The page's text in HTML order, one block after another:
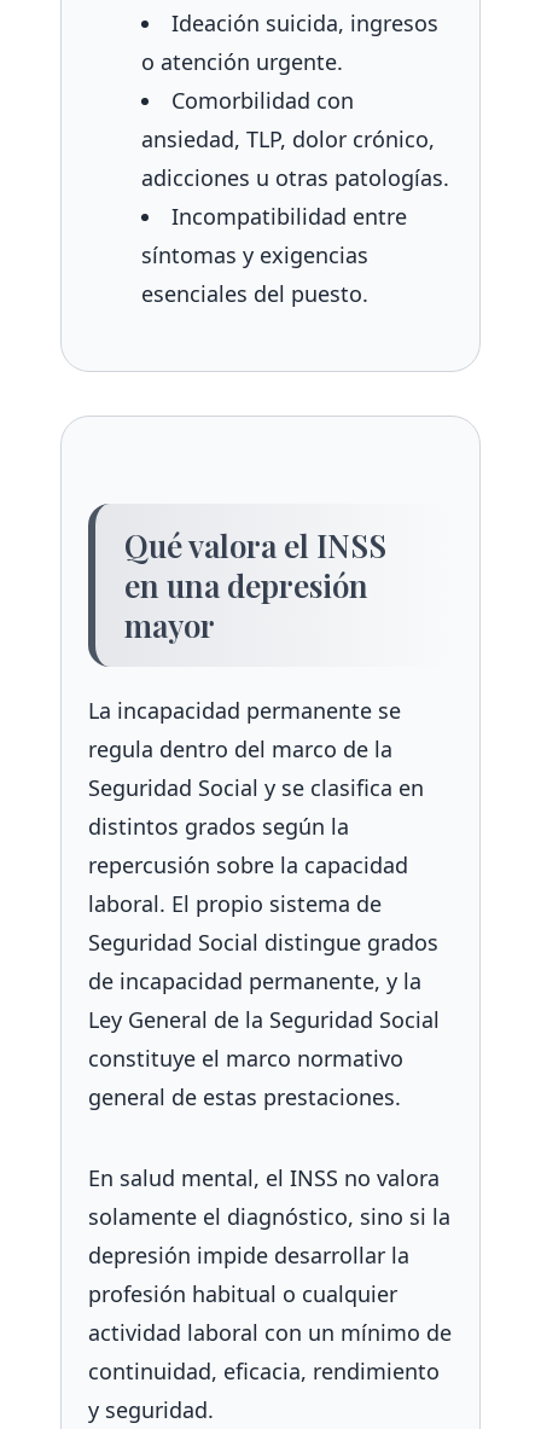
Ideación suicida, ingresos
o atención urgente.
Comorbilidad con
ansiedad, TLP, dolor crónico,
adicciones u otras patologías.
Incompatibilidad entre
síntomas y exigencias
esenciales del puesto.
Qué valora el INSS
en una depresión
mayor
La incapacidad permanente se
regula dentro del marco de la
Seguridad Social y se clasifica en
distintos grados según la
repercusión sobre la capacidad
laboral. El propio sistema de
Seguridad Social distingue grados
de incapacidad permanente, y la
Ley General de la Seguridad Social
constituye el marco normativo
general de estas prestaciones.
En salud mental, el INSS no valora
solamente el diagnóstico, sino si la
depresión impide desarrollar la
profesión habitual o cualquier
actividad laboral con un mínimo de
continuidad, eficacia, rendimiento
y seguridad.